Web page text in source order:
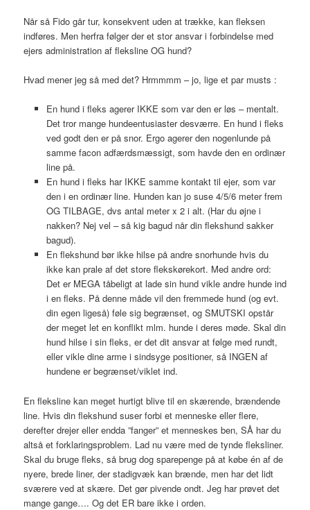
Når så Fido går tur, konsekvent uden at trække, kan fleksen
indføres. Men herfra følger der et stor ansvar i forbindelse med
ejers administration af fleksline OG hund?
Hvad mener jeg så med det? Hrmmmm – jo, lige et par musts :
En hund i fleks agerer IKKE som var den er løs – mentalt.
Det tror mange hundeentusiaster desværre. En hund i fleks
ved godt den er på snor. Ergo agerer den nogenlunde på
samme facon adfærdsmæssigt, som havde den en ordinær
line på.
En hund i fleks har IKKE samme kontakt til ejer, som var
den i en ordinær line. Hunden kan jo suse 4/5/6 meter frem
OG TILBAGE, dvs antal meter x 2 i alt. (Har du øjne i
nakken? Nej vel – så kig bagud når din flekshund sakker
bagud).
En flekshund bør ikke hilse på andre snorhunde hvis du
ikke kan prale af det store flekskørekort. Med andre ord:
Det er MEGA tåbeligt at lade sin hund vikle andre hunde ind
i en fleks. På denne måde vil den fremmede hund (og evt.
din egen ligeså) føle sig begrænset, og SMUTSKI opstår
der meget let en konflikt mlm. hunde i deres møde. Skal din
hund hilse i sin fleks, er det dit ansvar at følge med rundt,
eller vikle dine arme i sindsyge positioner, så INGEN af
hundene er begrænset/viklet ind.
En fleksline kan meget hurtigt blive til en skærende, brændende
line. Hvis din flekshund suser forbi et menneske eller flere,
derefter drejer eller endda ”fanger” et menneskes ben, SÅ har du
altså et forklaringsproblem. Lad nu være med de tynde fleksliner.
Skal du bruge fleks, så brug dog sparepenge på at købe én af de
nyere, brede liner, der stadigvæk kan brænde, men har det lidt
sværere ved at skære. Det gør pivende ondt. Jeg har prøvet det
mange gange…. Og det ER bare ikke i orden.